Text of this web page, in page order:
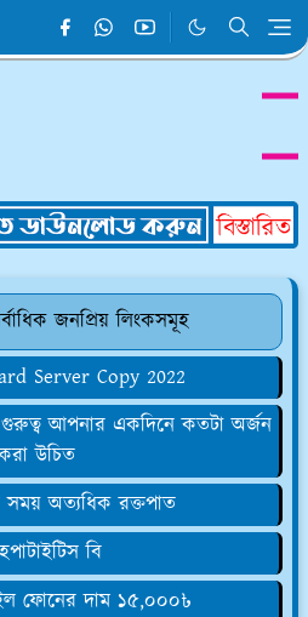
জনপ্রিয় লিংকসমূহ
Server Copy 2022
গুরুত্ব আপনার একদিনে কতটা অর্জন
উচিত
সময় অত্যধিক রক্তপাত
বি
ফোনের দাম ১৫,০০০৳